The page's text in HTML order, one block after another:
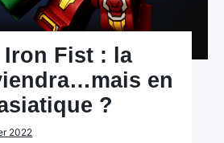
Iron Fist : la
en
?
2022